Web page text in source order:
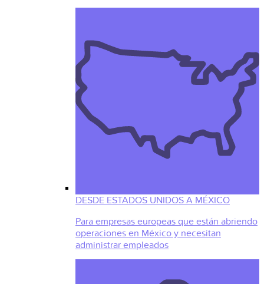
DESDE ESTADOS UNIDOS A MÉXICO
Para empresas europeas que están abriendo
operaciones en México y necesitan
administrar empleados